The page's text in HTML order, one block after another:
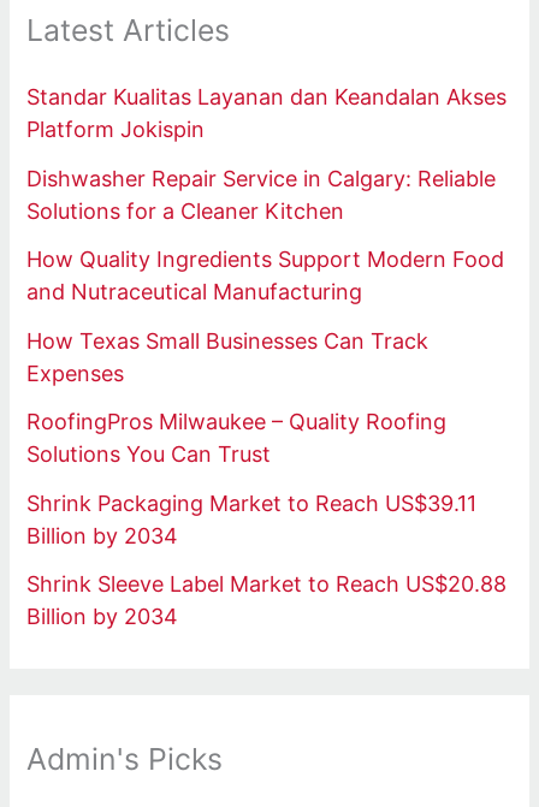
Latest Articles
Standar Kualitas Layanan dan Keandalan Akses
Platform Jokispin
Dishwasher Repair Service in Calgary: Reliable
Solutions for a Cleaner Kitchen
How Quality Ingredients Support Modern Food
and Nutraceutical Manufacturing
How Texas Small Businesses Can Track
Expenses
RoofingPros Milwaukee – Quality Roofing
Solutions You Can Trust
Shrink Packaging Market to Reach US$39.11
Billion by 2034
Shrink Sleeve Label Market to Reach US$20.88
Billion by 2034
Admin's Picks